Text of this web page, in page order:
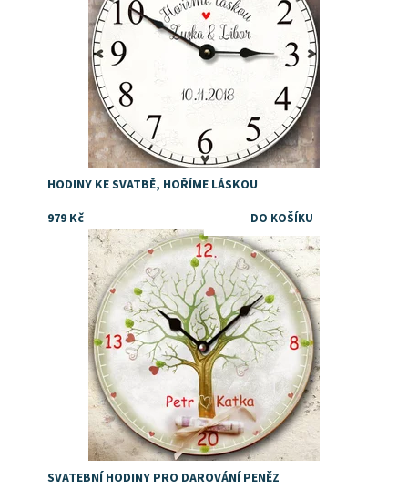
HODINY KE SVATBĚ, HOŘÍME LÁSKOU
979 Kč
Dárek pro darování peněz novomanželům ke svatbě.
Dostupnost:
Skladem
SVATEBNÍ HODINY PRO DAROVÁNÍ PENĚZ